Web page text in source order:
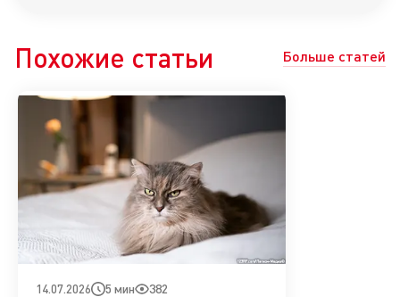
Похожие статьи Больше статей
14.07.2026 5 мин 382